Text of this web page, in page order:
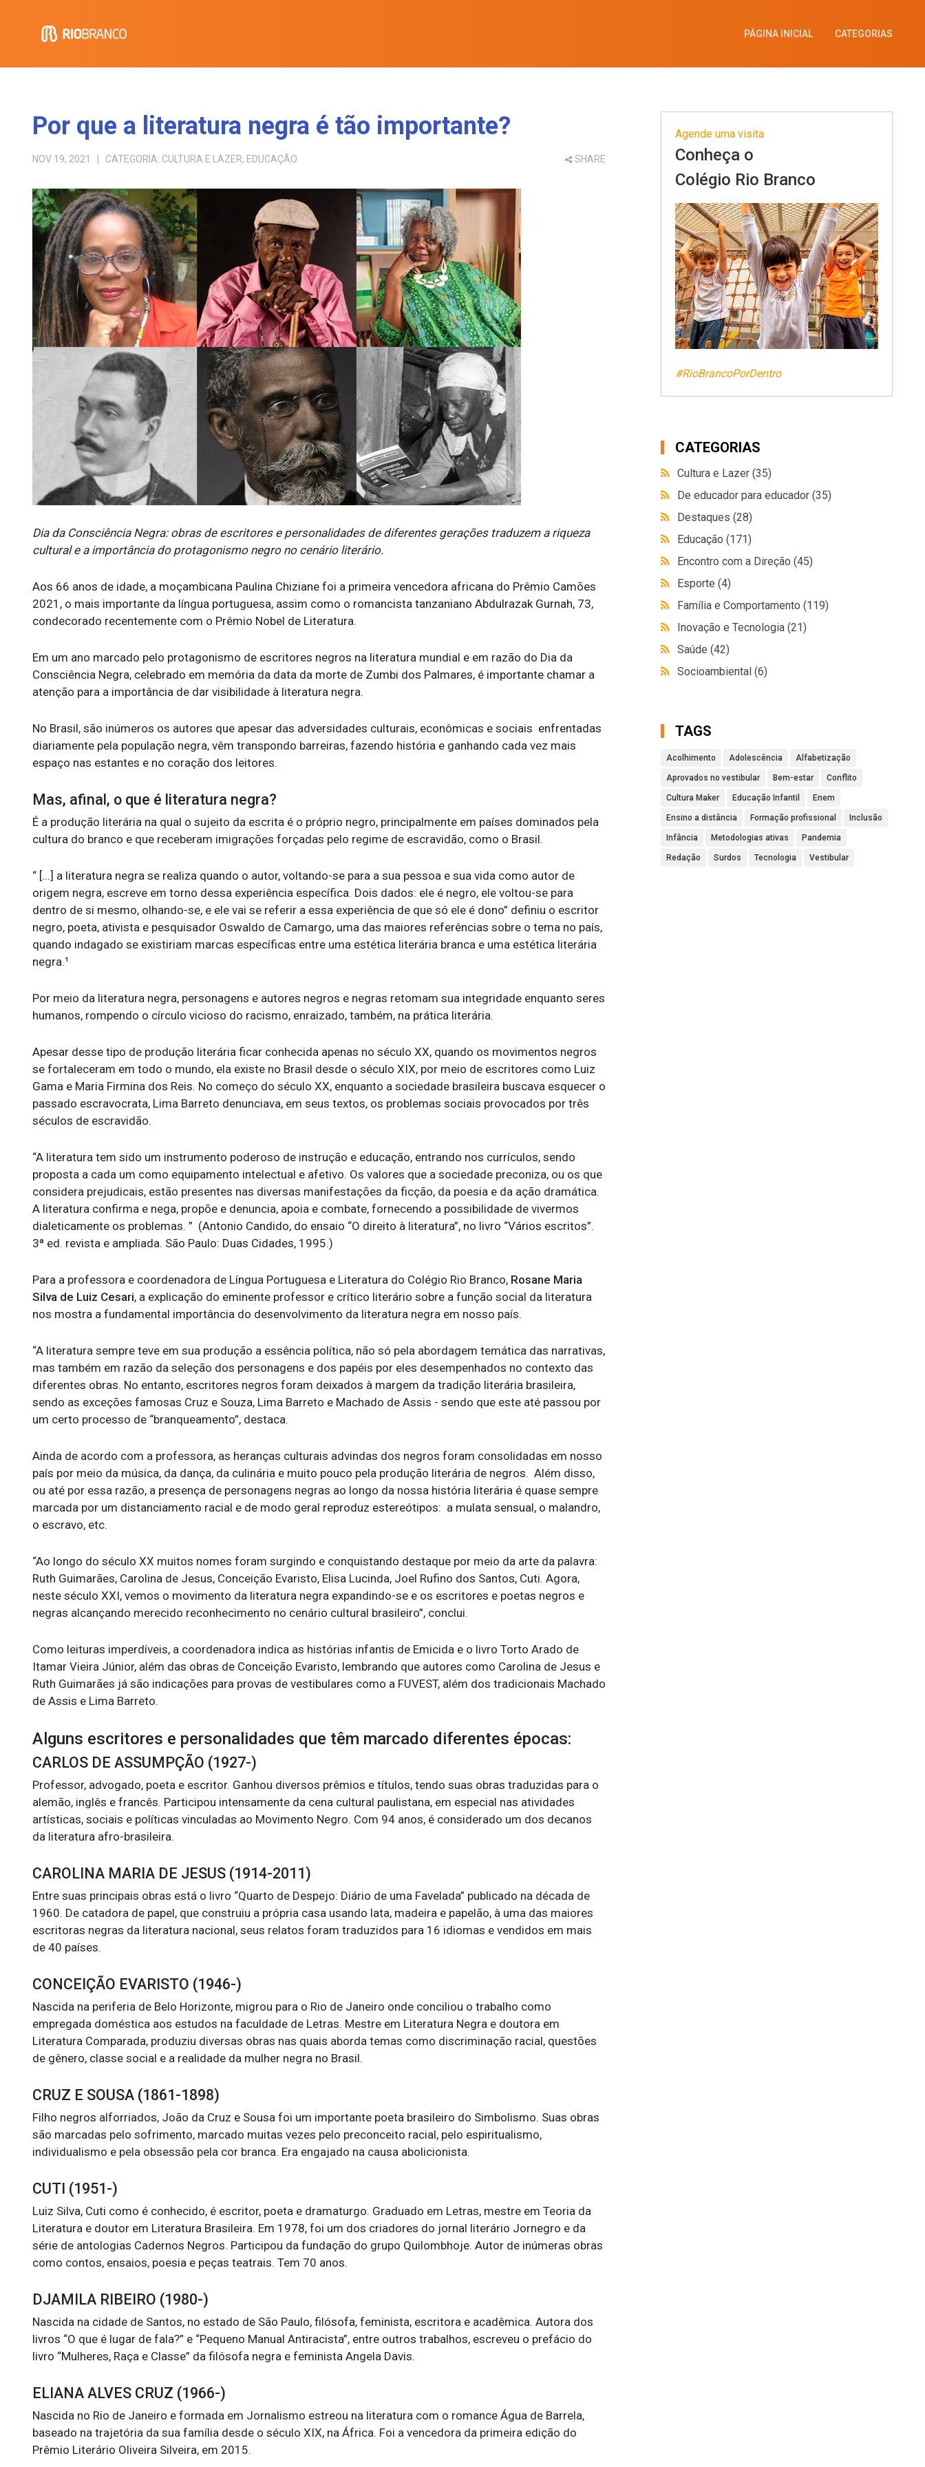
PÁGINA INICIAL CATEGORIAS
Por que a literatura negra é tão importante?
NOV 19, 2021 | CATEGORIA: CULTURA E LAZER, EDUCAÇÃO SHARE
Dia da Consciência Negra: obras de escritores e personalidades de diferentes gerações traduzem a riqueza
cultural e a importância do protagonismo negro no cenário literário.
Aos 66 anos de idade, a moçambicana Paulina Chiziane foi a primeira vencedora africana do Prêmio Camões
2021, o mais importante da língua portuguesa, assim como o romancista tanzaniano Abdulrazak Gurnah, 73,
condecorado recentemente com o Prêmio Nobel de Literatura.
Em um ano marcado pelo protagonismo de escritores negros na literatura mundial e em razão do Dia da
Consciência Negra, celebrado em memória da data da morte de Zumbi dos Palmares, é importante chamar a
atenção para a importância de dar visibilidade à literatura negra.
No Brasil, são inúmeros os autores que apesar das adversidades culturais, econômicas e sociais enfrentadas
diariamente pela população negra, vêm transpondo barreiras, fazendo história e ganhando cada vez mais
espaço nas estantes e no coração dos leitores.
Mas, afinal, o que é literatura negra?
É a produção literária na qual o sujeito da escrita é o próprio negro, principalmente em países dominados pela
cultura do branco e que receberam imigrações forçadas pelo regime de escravidão, como o Brasil.
“ [...] a literatura negra se realiza quando o autor, voltando-se para a sua pessoa e sua vida como autor de
origem negra, escreve em torno dessa experiência específica. Dois dados: ele é negro, ele voltou-se para
dentro de si mesmo, olhando-se, e ele vai se referir a essa experiência de que só ele é dono” definiu o escritor
negro, poeta, ativista e pesquisador Oswaldo de Camargo, uma das maiores referências sobre o tema no país,
quando indagado se existiriam marcas específicas entre uma estética literária branca e uma estética literária
negra.¹
Por meio da literatura negra, personagens e autores negros e negras retomam sua integridade enquanto seres
humanos, rompendo o círculo vicioso do racismo, enraizado, também, na prática literária.
Apesar desse tipo de produção literária ficar conhecida apenas no século XX, quando os movimentos negros
se fortaleceram em todo o mundo, ela existe no Brasil desde o século XIX, por meio de escritores como Luiz
Gama e Maria Firmina dos Reis. No começo do século XX, enquanto a sociedade brasileira buscava esquecer o
passado escravocrata, Lima Barreto denunciava, em seus textos, os problemas sociais provocados por três
séculos de escravidão.
“A literatura tem sido um instrumento poderoso de instrução e educação, entrando nos currículos, sendo
proposta a cada um como equipamento intelectual e afetivo. Os valores que a sociedade preconiza, ou os que
considera prejudicais, estão presentes nas diversas manifestações da ficção, da poesia e da ação dramática.
A literatura confirma e nega, propõe e denuncia, apoia e combate, fornecendo a possibilidade de vivermos
dialeticamente os problemas. ” (Antonio Candido, do ensaio “O direito à literatura”, no livro “Vários escritos”.
3ª ed. revista e ampliada. São Paulo: Duas Cidades, 1995.)
Para a professora e coordenadora de Língua Portuguesa e Literatura do Colégio Rio Branco, Rosane Maria
Silva de Luiz Cesari, a explicação do eminente professor e crítico literário sobre a função social da literatura
nos mostra a fundamental importância do desenvolvimento da literatura negra em nosso país.
“A literatura sempre teve em sua produção a essência política, não só pela abordagem temática das narrativas,
mas também em razão da seleção dos personagens e dos papéis por eles desempenhados no contexto das
diferentes obras. No entanto, escritores negros foram deixados à margem da tradição literária brasileira,
sendo as exceções famosas Cruz e Souza, Lima Barreto e Machado de Assis - sendo que este até passou por
um certo processo de “branqueamento”, destaca.
Ainda de acordo com a professora, as heranças culturais advindas dos negros foram consolidadas em nosso
país por meio da música, da dança, da culinária e muito pouco pela produção literária de negros. Além disso,
ou até por essa razão, a presença de personagens negras ao longo da nossa história literária é quase sempre
marcada por um distanciamento racial e de modo geral reproduz estereótipos: a mulata sensual, o malandro,
o escravo, etc.
“Ao longo do século XX muitos nomes foram surgindo e conquistando destaque por meio da arte da palavra:
Ruth Guimarães, Carolina de Jesus, Conceição Evaristo, Elisa Lucinda, Joel Rufino dos Santos, Cuti. Agora,
neste século XXI, vemos o movimento da literatura negra expandindo-se e os escritores e poetas negros e
negras alcançando merecido reconhecimento no cenário cultural brasileiro”, conclui.
Como leituras imperdíveis, a coordenadora indica as histórias infantis de Emicida e o livro Torto Arado de
Itamar Vieira Júnior, além das obras de Conceição Evaristo, lembrando que autores como Carolina de Jesus e
Ruth Guimarães já são indicações para provas de vestibulares como a FUVEST, além dos tradicionais Machado
de Assis e Lima Barreto.
Alguns escritores e personalidades que têm marcado diferentes épocas:
CARLOS DE ASSUMPÇÃO (1927-)
Professor, advogado, poeta e escritor. Ganhou diversos prêmios e títulos, tendo suas obras traduzidas para o
alemão, inglês e francês. Participou intensamente da cena cultural paulistana, em especial nas atividades
artísticas, sociais e políticas vinculadas ao Movimento Negro. Com 94 anos, é considerado um dos decanos
da literatura afro-brasileira.
CAROLINA MARIA DE JESUS (1914-2011)
Entre suas principais obras está o livro “Quarto de Despejo: Diário de uma Favelada” publicado na década de
1960. De catadora de papel, que construiu a própria casa usando lata, madeira e papelão, à uma das maiores
escritoras negras da literatura nacional, seus relatos foram traduzidos para 16 idiomas e vendidos em mais
de 40 países.
CONCEIÇÃO EVARISTO (1946-)
Nascida na periferia de Belo Horizonte, migrou para o Rio de Janeiro onde conciliou o trabalho como
empregada doméstica aos estudos na faculdade de Letras. Mestre em Literatura Negra e doutora em
Literatura Comparada, produziu diversas obras nas quais aborda temas como discriminação racial, questões
de gênero, classe social e a realidade da mulher negra no Brasil.
CRUZ E SOUSA (1861-1898)
Filho negros alforriados, João da Cruz e Sousa foi um importante poeta brasileiro do Simbolismo. Suas obras
são marcadas pelo sofrimento, marcado muitas vezes pelo preconceito racial, pelo espiritualismo,
individualismo e pela obsessão pela cor branca. Era engajado na causa abolicionista.
CUTI (1951-)
Luiz Silva, Cuti como é conhecido, é escritor, poeta e dramaturgo. Graduado em Letras, mestre em Teoria da
Literatura e doutor em Literatura Brasileira. Em 1978, foi um dos criadores do jornal literário Jornegro e da
série de antologias Cadernos Negros. Participou da fundação do grupo Quilombhoje. Autor de inúmeras obras
como contos, ensaios, poesia e peças teatrais. Tem 70 anos.
DJAMILA RIBEIRO (1980-)
Nascida na cidade de Santos, no estado de São Paulo, filósofa, feminista, escritora e acadêmica. Autora dos
livros “O que é lugar de fala?” e “Pequeno Manual Antiracista”, entre outros trabalhos, escreveu o prefácio do
livro “Mulheres, Raça e Classe” da filósofa negra e feminista Angela Davis.
ELIANA ALVES CRUZ (1966-)
Nascida no Rio de Janeiro e formada em Jornalismo estreou na literatura com o romance Água de Barrela,
baseado na trajetória da sua família desde o século XIX, na África. Foi a vencedora da primeira edição do
Prêmio Literário Oliveira Silveira, em 2015.
Agende uma visita
Conheça o
Colégio Rio Branco
#RioBrancoPorDentro
CATEGORIAS
Cultura e Lazer(35)
De educador para educador(35)
Destaques(28)
Educação(171)
Encontro com a Direção(45)
Esporte(4)
Família e Comportamento(119)
Inovação e Tecnologia(21)
Saúde(42)
Socioambiental(6)
TAGS
Acolhimento Adolescência Alfabetização
Aprovados no vestibular Bem-estar Conflito
Cultura Maker Educação Infantil Enem
Ensino a distância Formação profissional Inclusão
Infância Metodologias ativas Pandemia
Redação Surdos Tecnologia Vestibular